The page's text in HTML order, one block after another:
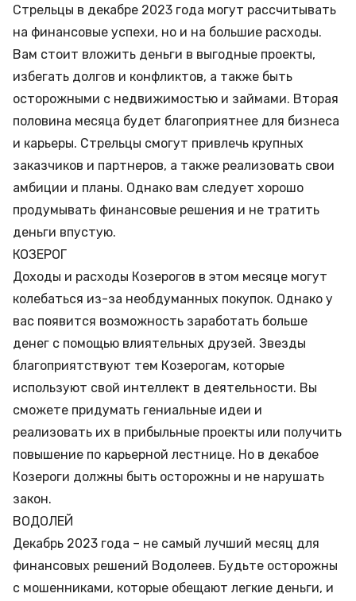
Стрельцы в декабре 2023 года могут рассчитывать
на финансовые успехи, но и на большие расходы.
Вам стоит вложить деньги в выгодные проекты,
избегать долгов и конфликтов, а также быть
осторожными с недвижимостью и займами. Вторая
половина месяца будет благоприятнее для бизнеса
и карьеры. Стрельцы смогут привлечь крупных
заказчиков и партнеров, а также реализовать свои
амбиции и планы. Однако вам следует хорошо
продумывать финансовые решения и не тратить
деньги впустую.
КОЗЕРОГ
Доходы и расходы Козерогов в этом месяце могут
колебаться из-за необдуманных покупок. Однако у
вас появится возможность заработать больше
денег с помощью влиятельных друзей. Звезды
благоприятствуют тем Козерогам, которые
используют свой интеллект в деятельности. Вы
сможете придумать гениальные идеи и
реализовать их в прибыльные проекты или получить
повышение по карьерной лестнице. Но в декабое
Козероги должны быть осторожны и не нарушать
закон.
ВОДОЛЕЙ
Декабрь 2023 года – не самый лучший месяц для
финансовых решений Водолеев. Будьте осторожны
с мошенниками, которые обещают легкие деньги, и